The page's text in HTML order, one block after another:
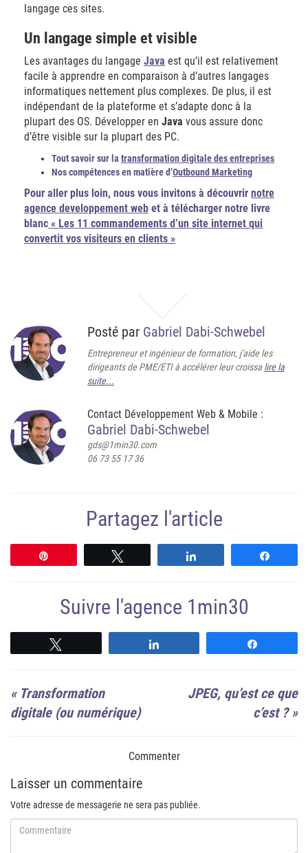
langage ces sites.
Un langage simple et visible
Les avantages du langage Java est qu’il est relativement
facile à apprendre en comparaison à d’autres langages
informatiques nettement plus complexes. De plus, il est
indépendant de la plateforme et s’adapte donc à la
plupart des OS. Développer en Java vous assure donc
d’être visible sur la plupart des PC.
Tout savoir sur la transformation digitale des entreprises
Nos compétences en matière d’Outbound Marketing
Pour aller plus loin, nous vous invitons à découvrir notre
agence developpement web et à télécharger notre livre
blanc « Les 11 commandements d’un site internet qui
convertit vos visiteurs en clients »
Posté par Gabriel Dabi-Schwebel
Entrepreneur et ingénieur de formation, j'aide les
dirigeants de PME/ETI à accélérer leur croissa lire la
suite...
Contact Développement Web & Mobile :
Gabriel Dabi-Schwebel
gds@1min30.com
06 73 55 17 36
Partagez l'article
Suivre l'agence 1min30
« Transformation
digitale (ou numérique)
JPEG, qu’est ce que
c’est ?»
Commenter
Laisser un commentaire
Votre adresse de messagerie ne sera pas publiée.